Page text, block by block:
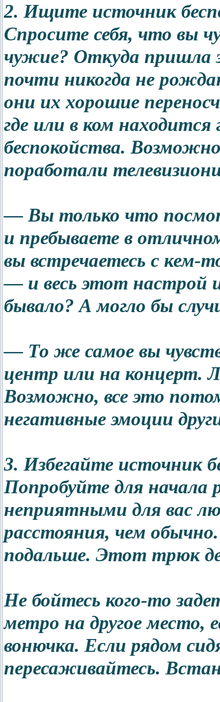
2. Ищите источник
Спросите себя, что вы
чужие? Откуда пришла
почти никогда не
они их хорошие
где или в ком находится
беспокойства.
поработали
— Вы только что
и пребываете в
вы встречаетесь с кем-
— и весь этот настрой
бывало? А могло бы
— То же самое вы
центр или на концерт.
Возможно, все это
негативные эмоции
3. Избегайте источник
Попробуйте для начала
неприятными для вас
расстояния, чем
подальше. Этот трюк
Не бойтесь кого-то
метро на другое место,
вонючка. Если рядом
пересаживайтесь.